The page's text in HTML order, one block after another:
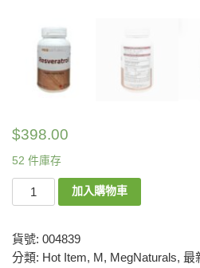
$398.00
52 件庫存
加入購物車
貨號: 004839
分類: Hot Item, M , MegNaturals, 最